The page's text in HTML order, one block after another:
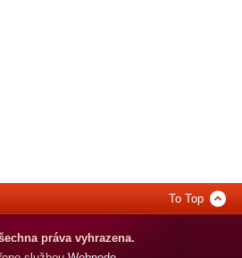
To Top
práva vyhrazena.